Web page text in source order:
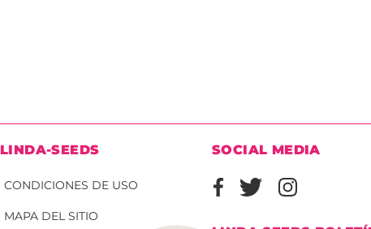
LINDA-SEEDS
CONDICIONES DE USO
MAPA DEL SITIO
SOCIAL MEDIA